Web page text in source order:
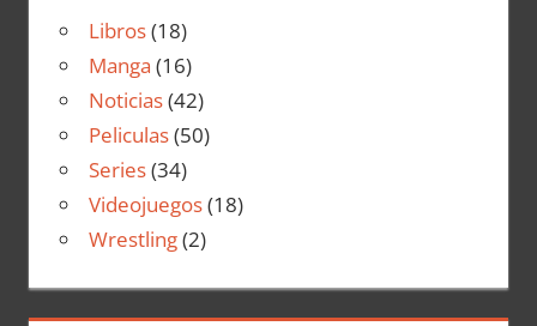
Libros(18)
Manga (16)
Noticias(42)
Peliculas(50)
Series(34)
Videojuegos(18)
Wrestling(2)